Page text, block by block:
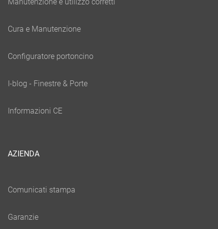
AZIENDA